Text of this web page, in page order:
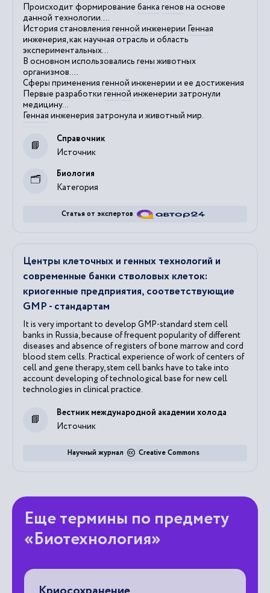
Происходит формирование банка генов на основе
данной технологии....
История становления генной инженерии Генная
инженерия, как научная отрасль и область
экспериментальных...
В основном использовались гены животных
организмов....
Сферы применения генной инженерии и ее достижения
Первые разработкигенной инженерии затронули
медицину...
Генная инженерия затронула и животный мир.
Источник
Справочник
Категория
Биология
Статья от экспертов
Центры клеточных и генных технологий и
современные банки стволовых клеток:
криогенные предприятия, соответствующие
GMP - стандартам
It is very important to develop GMP-standard stem cell
banks in Russia, because of frequent popularity of different
diseases and absence of registers of bone marrow and cord
blood stem cells. Practical experience of work of centers of
cell and gene therapy, stem cell banks have to take into
account developing of technological base for new cell
technologies in clinical practice.
Источник
Вестник международной академии холода
Creative Commons
Научный журнал
Еще термины по предмету
«Биотехнология»